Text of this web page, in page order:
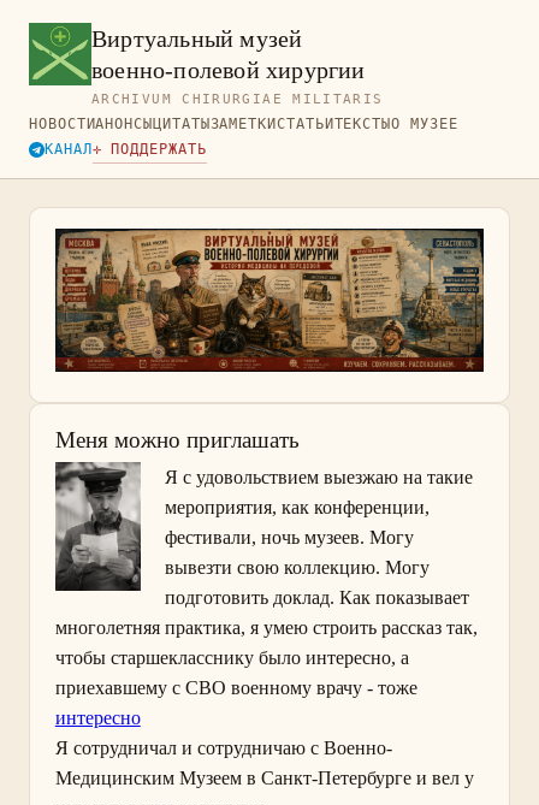
Виртуальный музей
военно-полевой хирургии
ARCHIVUM CHIRURGIAE MILITARIS
НОВОСТИАНОНСЫ ЦИТАТЫ ЗАМЕТКИСТАТЬИТЕКСТЫО МУЗЕЕ
КАНАЛ✛ ПОДДЕРЖАТЬ
Меня можно приглашать
Я с удовольствием выезжаю на такие
мероприятия, как конференции,
фестивали, ночь музеев. Могу
вывезти свою коллекцию. Могу
подготовить доклад. Как показывает
многолетняя практика, я умею строить рассказ так,
чтобы старшекласснику было интересно, а
приехавшему с СВО военному врачу - тоже
интересно
Я сотрудничал и сотрудничаю с Военно-
Медицинским Музеем в Санкт-Петербурге и вел у